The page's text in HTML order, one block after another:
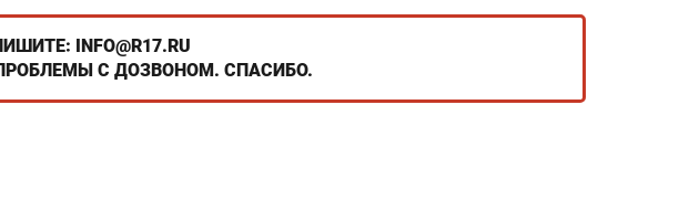
INFO@R17.RU
С ДОЗВОНОМ. СПАСИБО.